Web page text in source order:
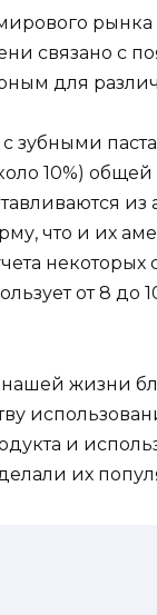
рынка
связано с
для
зубными
10%)
что и их
от 8 до
жизни
и
их